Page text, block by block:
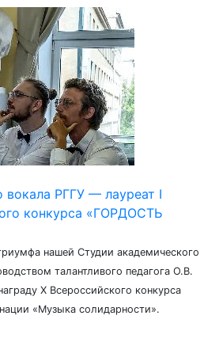
вокала РГГУ — лауреат I
конкурса «ГОРДОСТЬ
нашей Студии академического
талантливого педагога О.В.
X Всероссийского конкурса
«Музыка солидарности».